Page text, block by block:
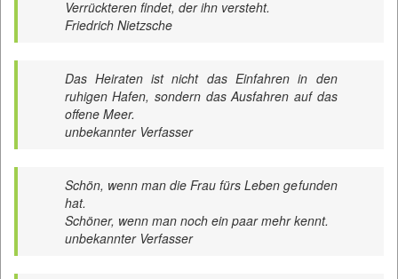
Verrückteren findet, der ihn versteht.
Friedrich Nietzsche
Das Heiraten ist nicht das Einfahren in den
ruhigen Hafen, sondern das Ausfahren auf das
offene Meer.
unbekannter Verfasser
Schön, wenn man die Frau fürs Leben gefunden
hat.
Schöner, wenn man noch ein paar mehr kennt.
unbekannter Verfasser